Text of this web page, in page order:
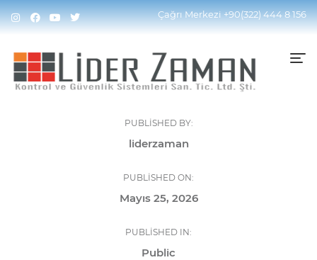
Çağrı Merkezi+90(322) 444 8 156
PUBLISHED BY:
liderzaman
PUBLISHED ON:
Mayıs 25, 2026
PUBLISHED IN:
Public